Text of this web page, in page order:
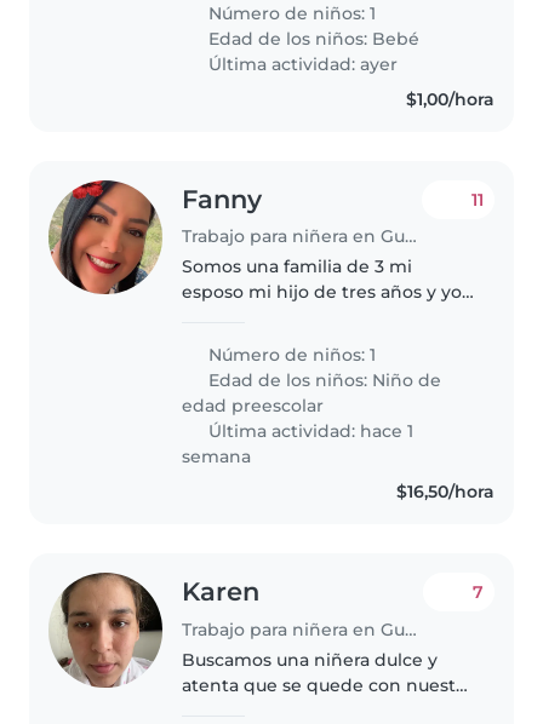
incluye almuerzo no tienes que
realizarlo tendrás ayuda de otra
persona..
Número de niños: 1
Edad de los niños: Bebé
Última actividad: ayer
$1,00/hora
Fanny
Trabajo para niñera en Guayaquil
11
Somos una familia de 3 mi
esposo mi hijo de tres años y yo,
con mi hijo y que tenga
paciencia con el
Número de niños: 1
Edad de los niños: Niño de
edad preescolar
Última actividad: hace 1
semana
$16,50/hora
Karen
Trabajo para niñera en Guayaquil
7
Buscamos una niñera dulce y
atenta que se quede con nuestro